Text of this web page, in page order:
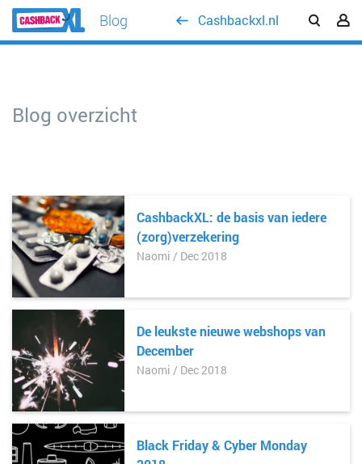
Blog Cashbackxl.nl
Blog overzicht
CashbackXL: de basis van iedere
(zorg)verzekering
Naomi / Dec 2018
De leukste nieuwe webshops van
December
Naomi / Dec 2018
Black Friday & Cyber Monday